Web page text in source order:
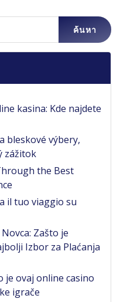
kasina: Kde najdete
bleskové výbery,
zážitok
the Best
il tuo viaggio su
Zašto je
Izbor za Plaćanja
je ovaj online casino
igrače